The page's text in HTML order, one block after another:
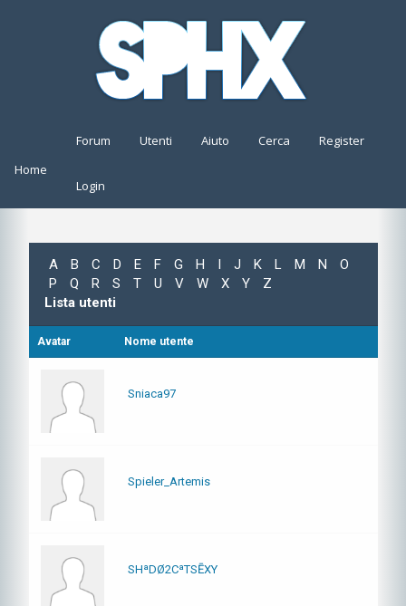
Home
Forum Utenti Aiuto Cerca Register
Login
A B C D E F G H I J K L M N
O
P
Q R S T U V W X Y
Z
Lista utenti
Avatar Nome utente
Sniaca97
Spieler_Artemis
SHªDØ2CªTSĒXY